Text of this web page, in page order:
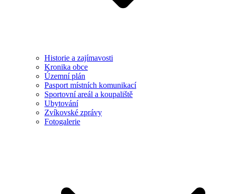
Historie a zajímavosti
Kronika obce
Územní plán
Pasport místních komunikací
Sportovní areál a koupaliště
Ubytování
Zvíkovské zprávy
Fotogalerie